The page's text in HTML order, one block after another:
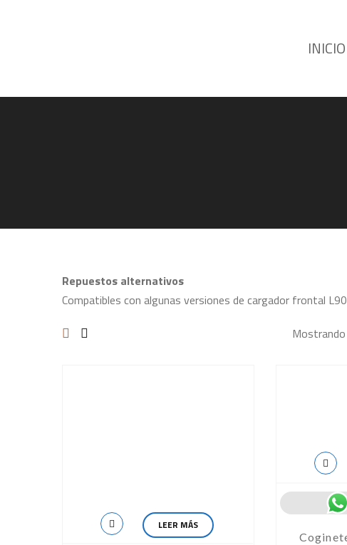
INICIO
Repuestos alternativos
Compatibles con algunas versiones de cargador frontal
LEER MÁS